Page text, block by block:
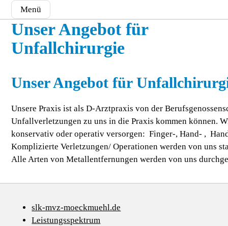
Menü
Unser Angebot für
Unfallchirurgie
Unser Angebot für
Unsere Praxis ist als D-Arztpraxis von der
Unfallverletzungen zu uns in die Praxis kommen können.
konservativ oder operativ versorgen: Finger-, Hand- ,
Komplizierte Verletzungen/ Operationen werden von uns
Alle Arten von Metallentfernungen werden von uns
slk-mvz-moeckmuehl.de
Leistungsspektrum